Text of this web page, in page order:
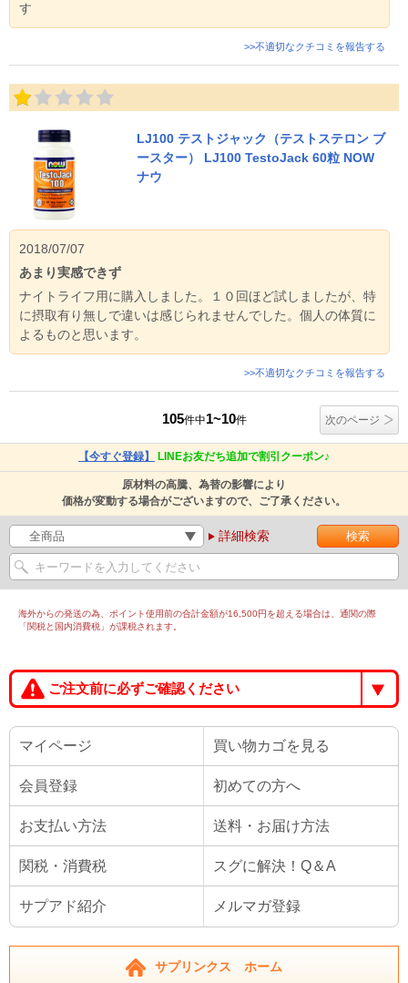
す
>>不適切なクチコミを報告する
LJ100 テストジャック（テストステロン ブ
ースター） LJ100 TestoJack 60粒 NOW
ナウ
2018/07/07
あまり実感できず
ナイトライフ用に購入しました。１０回ほど試しましたが、特
に摂取有り無しで違いは感じられませんでした。個人の体質に
よるものと思います。
>>不適切なクチコミを報告する
105件中1~10件 次のページ
【今すぐ登録】 LINEお友だち追加で割引クーポン♪
原材料の高騰、為替の影響により
価格が変動する場合がございますので、ご了承ください。
詳細検索
海外からの発送の為、ポイント使用前の合計金額が16,500円を超える場合は、通関の際
「関税と国内消費税」が課税されます。
ご注文前に必ずご確認ください
マイページ 買い物カゴを見る
会員登録 初めての方へ
お支払い方法 送料・お届け方法
関税・消費税 スグに解決！Q＆A
サプアド紹介 メルマガ登録
サプリンクス ホーム